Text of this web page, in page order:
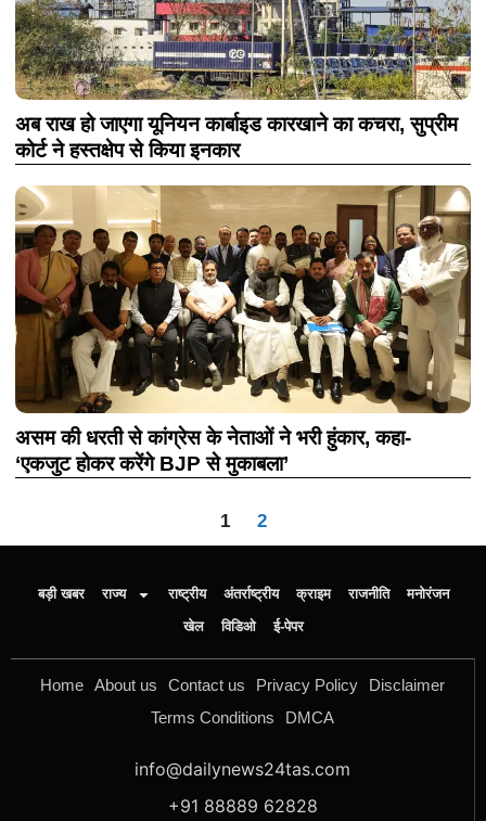
अब राख हो जाएगा यूनियन कार्बाइड कारखाने का कचरा, सुप्रीम
कोर्ट ने हस्तक्षेप से किया इनकार
असम की धरती से कांग्रेस के नेताओं ने भरी हुंकार, कहा-
‘एकजुट होकर करेंगे BJP से मुकाबला’
1 2
बड़ी खबर राज्य राष्ट्रीय अंतर्राष्ट्रीय क्राइम राजनीति
मनोरंजन
खेल
विडिओ ई-पेपर
Home About us Contact us Privacy Policy
Disclaimer
Terms Conditions
DMCA
info@dailynews24tas.com
+91 88889 62828